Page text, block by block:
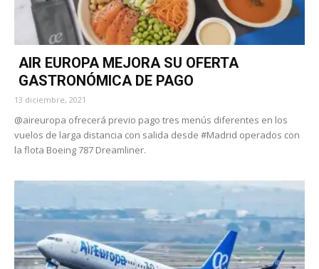
AIR EUROPA MEJORA SU OFERTA
GASTRONÓMICA DE PAGO
13 diciembre, 2021
@aireuropa ofrecerá previo pago tres menús diferentes en los
vuelos de larga distancia con salida desde #Madrid operados con
la flota Boeing 787 Dreamliner.